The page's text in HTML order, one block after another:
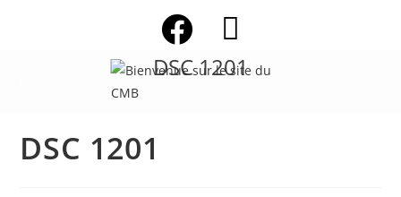
DSC 1201
DSC 1201